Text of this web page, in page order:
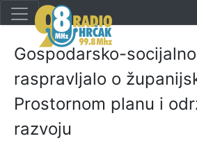
Gospodarsko-
raspravljalo o
Prostornom planu i
razvoju